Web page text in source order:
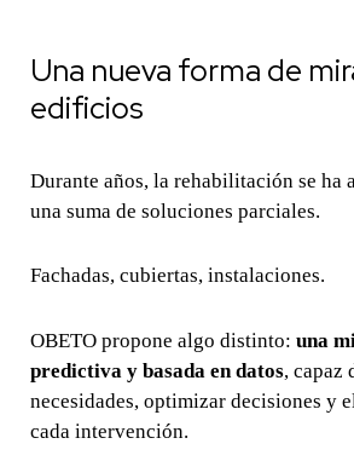
Una nueva forma de
edificios
Durante años, la rehabilitación se ha
una suma de soluciones parciales.
Fachadas, cubiertas, instalaciones.
OBETO propone algo distinto:una
predictiva y basada en datos, capaz
necesidades, optimizar decisiones y
cada intervención.